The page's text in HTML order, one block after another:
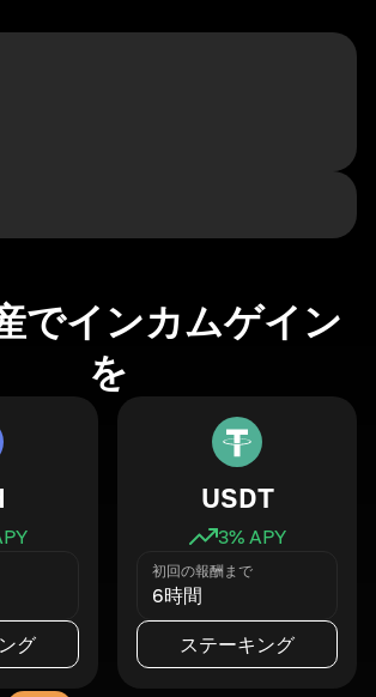
でインカムゲイン
を
グ
USDT
3% APY
初回の報酬まで
6時間
ステーキング